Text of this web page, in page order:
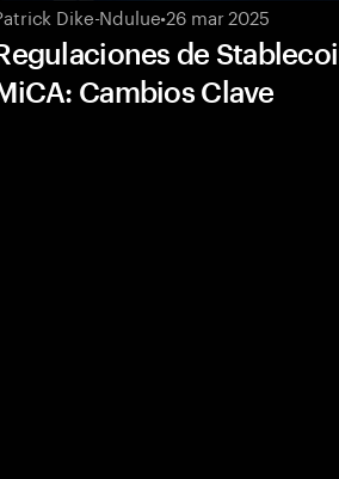
Dike-Ndulue•26 mar 2025
de
Cambios Clave